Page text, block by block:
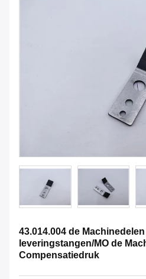
43.014.004 de
leveringstangen/MO de
Compensatiedruk